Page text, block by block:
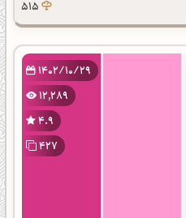
515
1402/10/29
12,289
4.9
427